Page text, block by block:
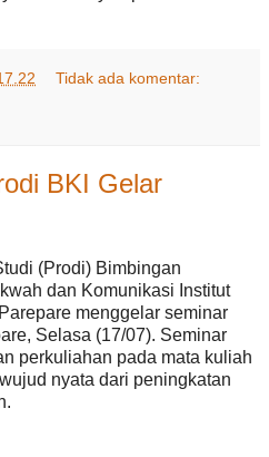
Tidak ada komentar:
BKI Gelar
(Prodi) Bimbingan
dan Komunikasi Institut
menggelar seminar
Selasa (17/07). Seminar
perkuliahan pada mata kuliah
nyata dari peningkatan